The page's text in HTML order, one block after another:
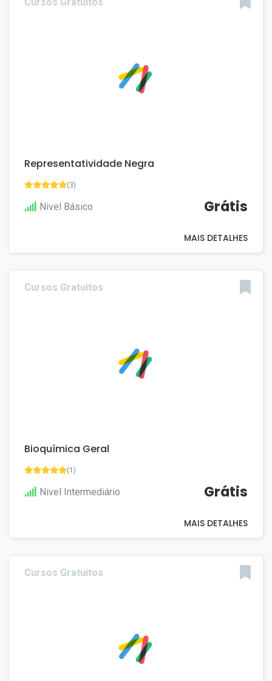
Representatividade Negra
(3)
Nivel Básico Grátis
MAIS DETALHES
Cursos Gratuitos
Bioquímica Geral
(1)
Nivel Intermediário Grátis
MAIS DETALHES
Cursos Gratuitos